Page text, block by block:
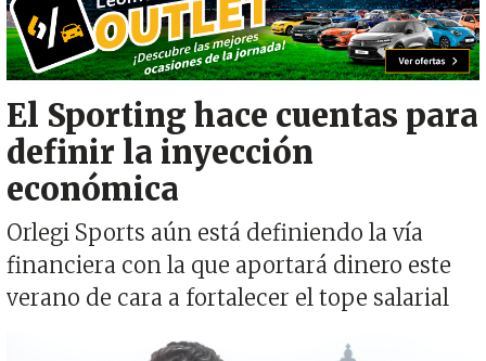
El Sporting hace cuentas para
definir la inyección
económica
Orlegi Sports aún está definiendo la vía
financiera con la que aportará dinero este
verano de cara a fortalecer el tope salarial